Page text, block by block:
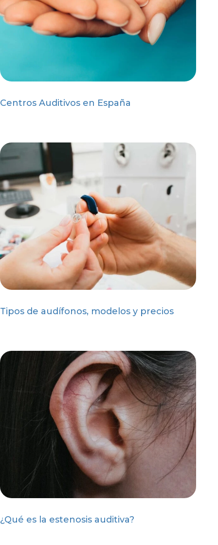
Centros Auditivos en España
Tipos de audífonos, modelos y precios
¿Qué es la estenosis auditiva?